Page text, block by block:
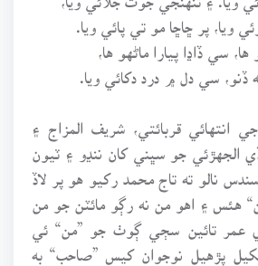
ويا، پر ڇاڇا مو تي پائي ويا.
سي ڏاڍا پيارا ماڻهو ها،
ڏنو، سي دل ۾ درد دکائي ويا.
انتهائي قربائتي، شريف المزاج ۽
الجهڙئي جو سڀني کان ننڍو ۽ ٽيون
نالو ته تاج محمد رکيو هو پر لاڏ
هئس ۽ اهو من نه رڳو مائٽن جو من
عمر تائين سڄي ڳوٺ جو ”من“ ئي
پڙهيل نوجوان کيس ”صاحب“ به